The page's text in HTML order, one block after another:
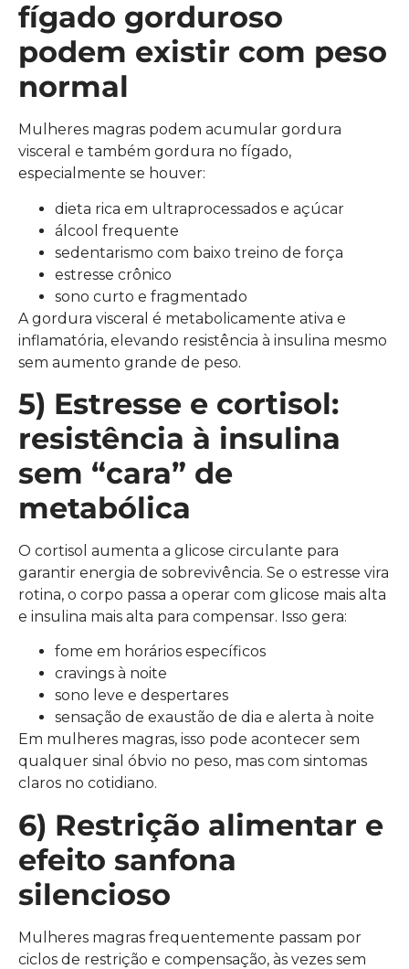
fígado gorduroso
podem existir com peso
normal
Mulheres magras podem acumular gordura
visceral e também gordura no fígado,
especialmente se houver:
dieta rica em ultraprocessados e açúcar
álcool frequente
sedentarismo com baixo treino de força
estresse crônico
sono curto e fragmentado
A gordura visceral é metabolicamente ativa e
inflamatória, elevando resistência à insulina mesmo
sem aumento grande de peso.
5) Estresse e cortisol:
resistência à insulina
sem “cara” de
metabólica
O cortisol aumenta a glicose circulante para
garantir energia de sobrevivência. Se o estresse vira
rotina, o corpo passa a operar com glicose mais alta
e insulina mais alta para compensar. Isso gera:
fome em horários específicos
cravings à noite
sono leve e despertares
sensação de exaustão de dia e alerta à noite
Em mulheres magras, isso pode acontecer sem
qualquer sinal óbvio no peso, mas com sintomas
claros no cotidiano.
6) Restrição alimentar e
efeito sanfona
silencioso
Mulheres magras frequentemente passam por
ciclos de restrição e compensação, às vezes sem